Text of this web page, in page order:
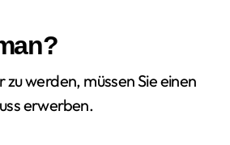
werden, müssen Sie einen
erwerben.